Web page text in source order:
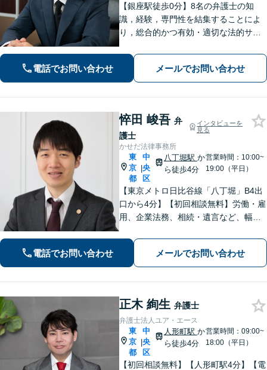
【銀座駅徒歩0分】8名の弁護士の知
識，経験，専門性を結集することによ
り，総合的かつ有効・適切な法的サー
可能】依頼者一人一人に対して、丁寧
な対応をさせて頂いております。【分
割／後払い対応】
電話でお問い合わせ メールでお問い合わせ
悴田 峻吾 弁
護士
インタビューを
見る
かせだ法律事務所
東
京
都
|
中
央
区
八丁堀駅 か
ら徒歩4分
営業時間：10:00~
19:00（平日）
【東京メトロ日比谷線「八丁堀」B4出
口から4分】【初回相談無料】労働・雇
用、企業法務、相続・遺言など、幅広
いる方の力になりたいと思い、弁護士
になりました。お気軽にご相談くださ
い。【電話相談可】【休日面談可】
電話でお問い合わせ メールでお問い合わせ
正木 絢生 弁護士
弁護士法人ユア・エース
東
京
都
|
中
央
区
人形町駅 か
ら徒歩4分
営業時間：09:00~
18:00（平日）
【初回相談無料】【人形町駅4分】【電